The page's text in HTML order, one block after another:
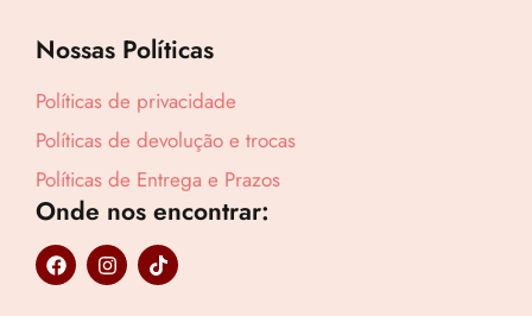
Revenda por
Nossas Políticas
Políticas de privacidade
Políticas de devolução e trocas
Políticas de Entrega e Prazos
Onde nos encontrar:
F
a
I
n
T
i